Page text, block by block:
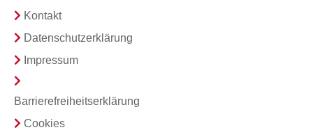
Kontakt
Datenschutzerklärung
Impressum
Barrierefreiheitserklärung
Cookies